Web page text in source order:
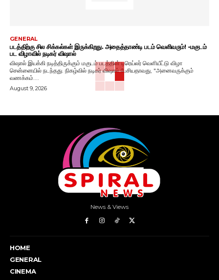
GENERAL
படத்திற்கு சில சிக்கல்கள் இருக்கிறது. அதைத்தாண்டி படம் வெளிவரும்! -மகுடம்
பட விழாவில் நடிகர் விஷால்
விஷால் இயக்கி நடித்திருக்கும் மகுடம் படத்தின் டிரெய்லர் வெளியீட்டு விழா
சென்னையில் நடந்தது. நிகழ்வில் நடிகர் விஷால் பேசியதாவது, "அனைவருக்கும்
வணக்கம்....
August 9, 2026
News & Views
HOME
GENERAL
CINEMA